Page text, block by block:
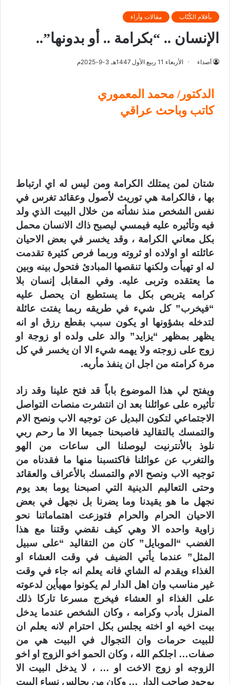
بأقلام الكُتّاب مقالات وآراء
الإنسان .. “بكرامة .. أو بدونها”..
أصداء الأربعاء 11 ربيع الأول 1447هـ 3-9-2025م
الدكتور/ محمد المعموري
كاتب وباحث عراقي
شتان لمن يمتلك الكرامة ومن ليس له اي ارتباط
بها ، فالكرامة هي توريث لأصول وعقائد تغرس في
نفس الشخص منذ نشأته من خلال البيت الذي ولد
فيه وتأثيره عليه فيمسي ليصبح ذاك الانسان محمل
بكل معاني الكرامة ، وقد يخسر في بعض الاحيان
عائلته او اولاده او ثروته وربما فرص كثيرة تقدمت
له او تهيأت ولكنها تنقصها المبادئ فتحول بينه وبين
ما يعتقده وتربى عليه. وفي المقابل إنسان بلا
كرامه يتربص بكل ما يستطيع ان يحصل عليه
“فيخرب” كل شيء في طريقه ربما يفتت عائلة
لتدخله بشؤونها او يكون سبب بقطع رزق او انه
يظهر بمظهر “يزايد” والد على ولده او زوجة او
زوج على زوجته ولا يهمه شيء الا ان يخسر في كل
مرة كرامته من اجل ان ينفذ مأربه.
ويفتح لي هذا الموضوع باباً قد فتح علينا وقد زاد
تأثيره على عوائلنا بعد ان انتشرت منصات التواصل
الاجتماعي لتكون البديل عن توجيه الاب ونصح الام
والتمسك بالتقاليد فاصبحنا جميعا الا ما رحم ربي
نلوذ بالأنترنيت ليوصلنا الى ساعات من الهو
والتغرب عن عوائلنا فاكتسبنا منها ما فقدناه من
توجيه الاب ونصح الام والتمسك بالأعراف والعقائد
وحتى التعاليم الدينية التي اصبحنا يوما بعد يوم
نجهل ما هو يقيدنا وما يضرنا بل نجهل في بعض
الاحيان الحرام والحرام فتوزعت اهتماماتنا نحو
زاوية واحده الا وهي كيف نقضي وقتنا مع هذا
الغضب “الموبايل” كان من التقاليد “على سبيل
المثل” عندما يأتي الضيف في وقت العشاء او
الغذاء ويقدم له الشاي فانه يعلم انه جاء في وقت
غير مناسب وان اهل الدار لم يكونوا مهيأين لدعوته
على الغذاء او العشاء فيخرج مسرعا تاركا ذلك
المنزل بأدب وكرامه ، وكان الشخص عندما يدخل
بيت اخيه او اخته يجلس بكل احترام لانه يعلم ان
للبيت حرمات وان التجوال في البيت هي من
صفات… اجلكم الله ، وكان الحمو اخو الزوج او اخو
الزوجه او زوج الاخت او … ، لا يدخل البيت الا
بوجود صاحب الدار … وكان من يجالس نساء البيت